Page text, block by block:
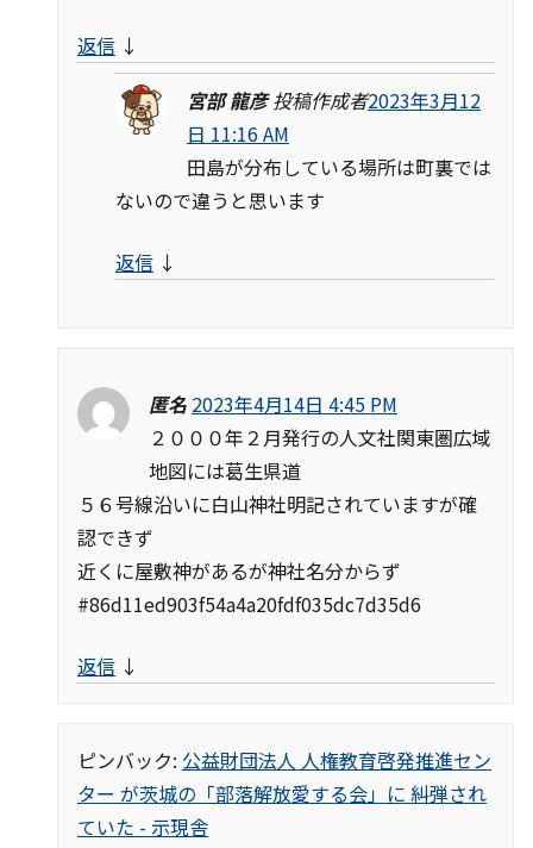
返信 ↓
宮部 龍彦 投稿作成者2023年3月12
日 11:16 AM
田島が分布している場所は町裏では
ないので違うと思います
返信 ↓
匿名 2023年4月14日 4:45 PM
２０００年２月発行の人文社関東圏広域
地図には葛生県道
５６号線沿いに白山神社明記されていますが確
認できず
近くに屋敷神があるが神社名分からず
#86d11ed903f54a4a20fdf035dc7d35d6
返信 ↓
ピンバック: 公益財団法人 人権教育啓発推進セン
ター が茨城の「部落解放愛する会」に 糾弾され
ていた - 示現舎